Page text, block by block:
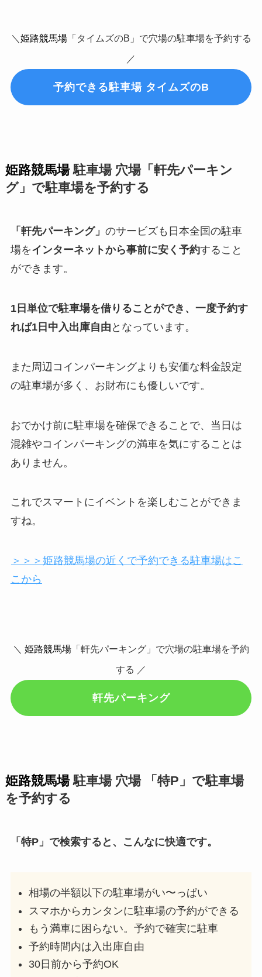
＼ 姫路競馬場「タイムズのB」で穴場の駐車場を予約する
／
予約できる駐車場 タイムズのB
姫路競馬場駐車場 穴場「軒先パーキン
グ」で駐車場を予約する
「軒先パーキング」 のサービズも日本全国の駐車
場をインターネットから事前に安く予約すること
ができます。
1日単位で駐車場を借りることができ、一度予約す
れば1日中入出庫自由 となっています。
また周辺コインパーキングよりも安価な料金設定
の駐車場が多く、お財布にも優しいです。
おでかけ前に駐車場を確保できることで、当日は
混雑やコインパーキングの満車を気にすることは
ありません。
これでスマートにイベントを楽しむことができま
すね。
＞＞＞姫路競馬場の近くで予約できる駐車場はこ
こから
＼ 姫路競馬場 「軒先パーキング」で穴場の駐車場を予約
する ／
軒先パーキング
姫路競馬場駐車場 穴場 「特P」で駐車場
を予約する
「特P」で検索すると、こんなに快適です。
相場の半額以下の駐車場がい〜っぱい
スマホからカンタンに駐車場の予約ができる
もう満車に困らない。予約で確実に駐車
予約時間内は入出庫自由
30日前から予約OK